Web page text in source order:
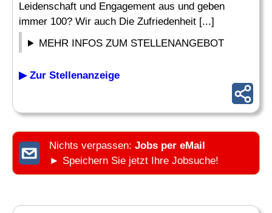
Leidenschaft und Engagement aus und geben
immer 100? Wir auch Die Zufriedenheit [...]
MEHR INFOS ZUM STELLENANGEBOT
▶ Zur Stellenanzeige
Nichts verpassen: Jobs per eMail
► Speichern Sie jetzt Ihre Jobsuche!